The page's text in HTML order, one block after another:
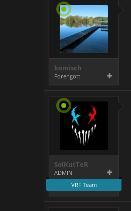
komisch
Forengott
SolKutTeR
ADMIN
VRF Team